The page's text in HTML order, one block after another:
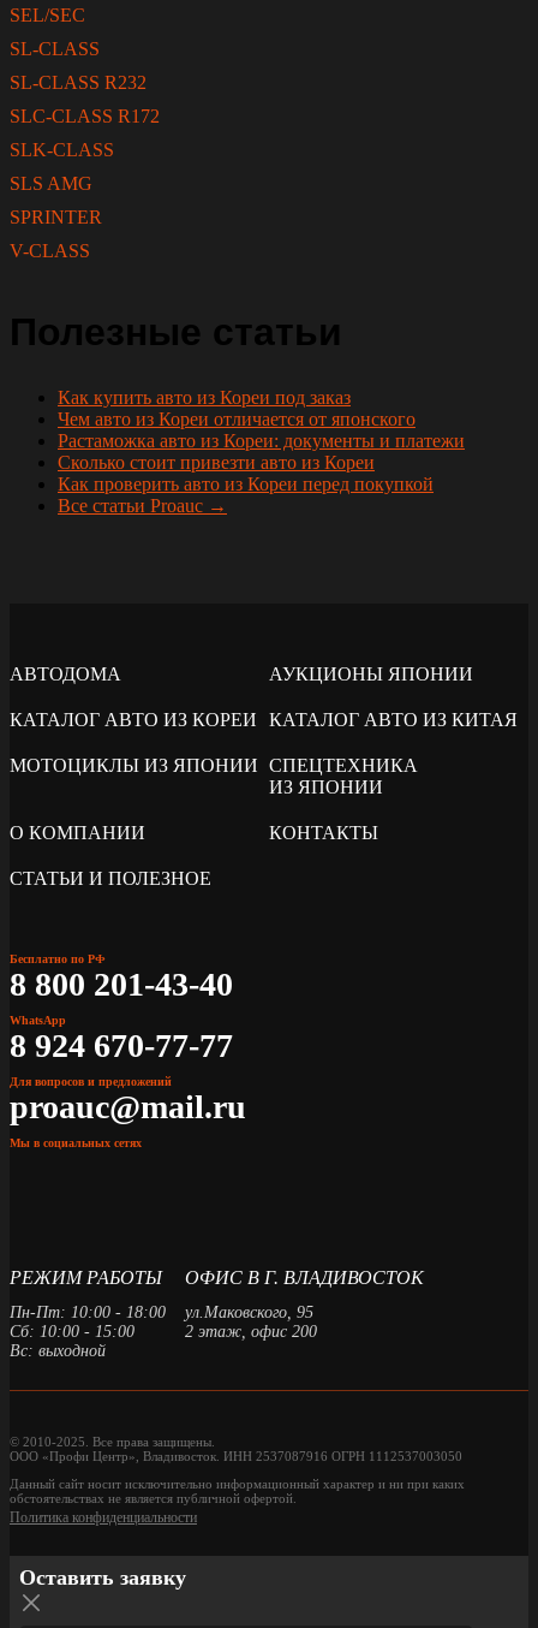
SEL/SEC
SL-CLASS
SL-CLASS R232
SLC-CLASS R172
SLK-CLASS
SLS AMG
SPRINTER
V-CLASS
Полезные статьи
Как купить авто из Кореи под заказ
Чем авто из Кореи отличается от японского
Растаможка авто из Кореи: документы и платежи
Сколько стоит привезти авто из Кореи
Как проверить авто из Кореи перед покупкой
Все статьи Proauc →
АВТОДОМА АУКЦИОНЫ ЯПОНИИ
КАТАЛОГ АВТО ИЗ КОРЕИ КАТАЛОГ АВТО ИЗ КИТАЯ
МОТОЦИКЛЫ ИЗ ЯПОНИИ СПЕЦТЕХНИКА
ИЗ ЯПОНИИ
О КОМПАНИИ КОНТАКТЫ
СТАТЬИ И ПОЛЕЗНОЕ
Бесплатно по РФ
8 800 201-43-40
WhatsApp
8 924 670-77-77
Для вопросов и предложений
proauc@mail.ru
Мы в социальных сетях
РЕЖИМ РАБОТЫ
Пн-Пт: 10:00 - 18:00
Сб: 10:00 - 15:00
Вс: выходной
ОФИС В Г. ВЛАДИВОСТОК
ул.Маковского, 95
2 этаж, офис 200
© 2010-2025. Все права защищены.
ООО «Профи Центр», Владивосток. ИНН 2537087916 ОГРН 1112537003050
Данный сайт носит исключительно информационный характер и ни при каких
обстоятельствах не является публичной офертой.
Политика конфиденциальности
Оставить заявку